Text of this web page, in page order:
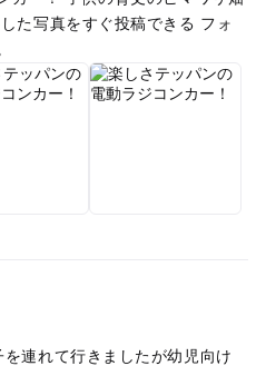
た写真をすぐ投稿できる フォ
連れて行きましたが幼児向け